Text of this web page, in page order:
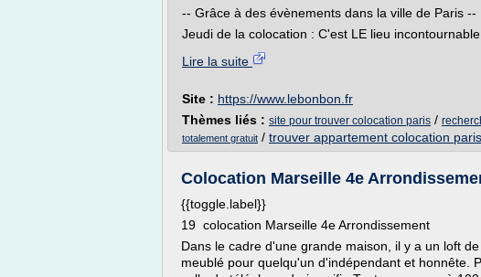
-- Grâce à des évènements dans la ville de Paris --
Jeudi de la colocation : C'est LE lieu incontournable
Lire la suite
Site : https://www.lebonbon.fr
Thèmes liés : site pour trouver colocation paris /
totalement gratuit / trouver appartement colocation paris
Colocation Marseille 4e
{{toggle.label}}
19 colocation Marseille 4e Arrondissement
Dans le cadre d'une grande maison, il y a un loft
meublé pour quelqu'un d'indépendant et honnête.